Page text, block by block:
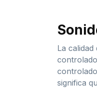
La
significa